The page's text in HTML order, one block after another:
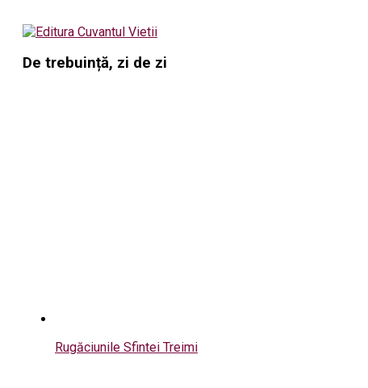
De trebuință, zi de zi
Rugăciunile Sfintei Treimi